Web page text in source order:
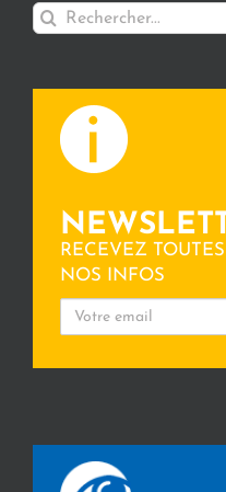
Rechercher:
RECEVEZ TOUTES
NOS INFOS